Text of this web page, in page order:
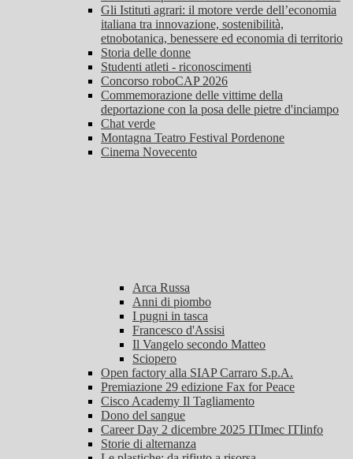
Gli Istituti agrari: il motore verde dell’economia
italiana tra innovazione, sostenibilità,
etnobotanica, benessere ed economia di territorio
Storia delle donne
Studenti atleti - riconoscimenti
Concorso roboCAP 2026
Commemorazione delle vittime della
deportazione con la posa delle pietre d'inciampo
Chat verde
Montagna Teatro Festival Pordenone
Cinema Novecento
Arca Russa
Anni di piombo
I pugni in tasca
Francesco d'Assisi
Il Vangelo secondo Matteo
Sciopero
Open factory alla SIAP Carraro S.p.A.
Premiazione 29 edizione Fax for Peace
Cisco Academy Il Tagliamento
Dono del sangue
Career Day 2 dicembre 2025 ITImec ITIinfo
Storie di alternanza